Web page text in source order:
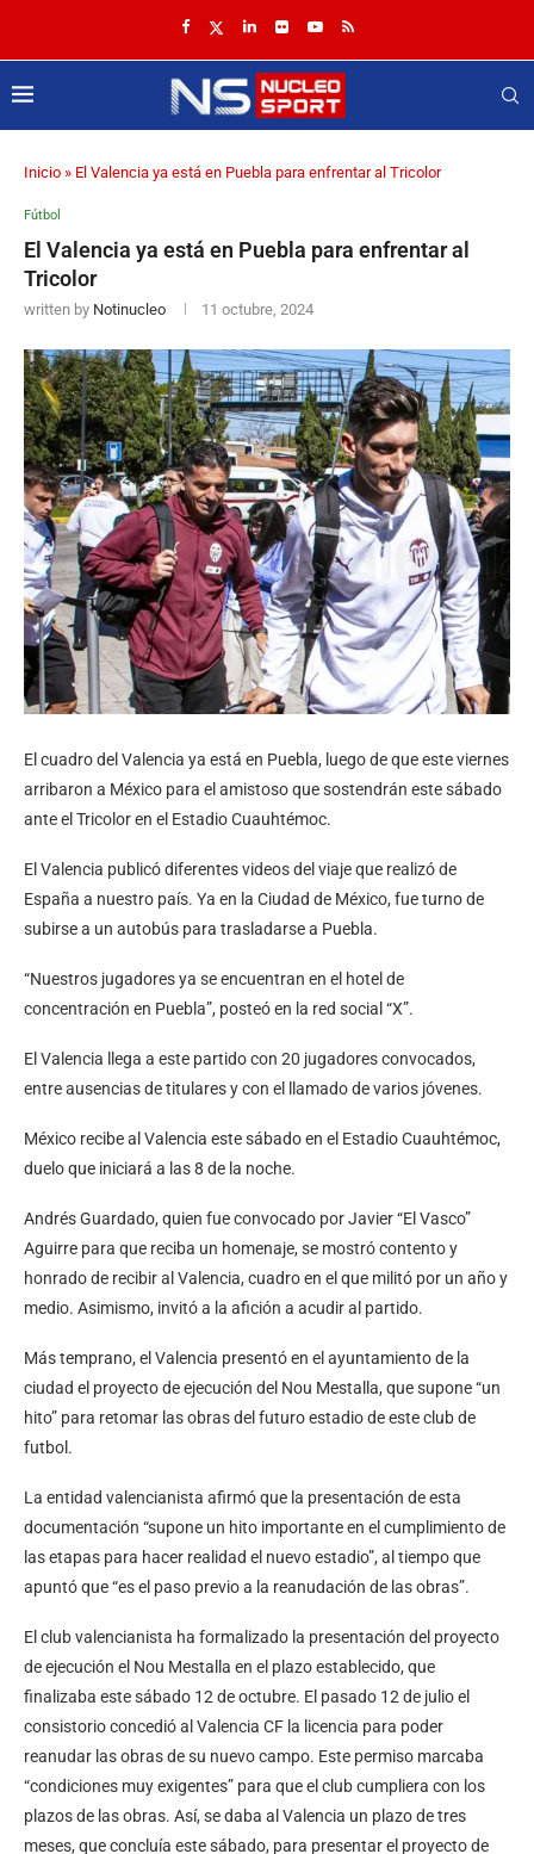
Inicio » El Valencia ya está en Puebla para enfrentar al Tricolor
Fútbol
El Valencia ya está en Puebla para enfrentar al
Tricolor
written by Notinucleo 11 octubre, 2024
El cuadro del Valencia ya está en Puebla, luego de que este viernes
arribaron a México para el amistoso que sostendrán este sábado
ante el Tricolor en el Estadio Cuauhtémoc.
El Valencia publicó diferentes videos del viaje que realizó de
España a nuestro país. Ya en la Ciudad de México, fue turno de
subirse a un autobús para trasladarse a Puebla.
“Nuestros jugadores ya se encuentran en el hotel de
concentración en Puebla”, posteó en la red social “X”.
El Valencia llega a este partido con 20 jugadores convocados,
entre ausencias de titulares y con el llamado de varios jóvenes.
México recibe al Valencia este sábado en el Estadio Cuauhtémoc,
duelo que iniciará a las 8 de la noche.
Andrés Guardado, quien fue convocado por Javier “El Vasco”
Aguirre para que reciba un homenaje, se mostró contento y
honrado de recibir al Valencia, cuadro en el que militó por un año y
medio. Asimismo, invitó a la afición a acudir al partido.
Más temprano, el Valencia presentó en el ayuntamiento de la
ciudad el proyecto de ejecución del Nou Mestalla, que supone “un
hito” para retomar las obras del futuro estadio de este club de
futbol.
La entidad valencianista afirmó que la presentación de esta
documentación “supone un hito importante en el cumplimiento de
las etapas para hacer realidad el nuevo estadio”, al tiempo que
apuntó que “es el paso previo a la reanudación de las obras”.
El club valencianista ha formalizado la presentación del proyecto
de ejecución el Nou Mestalla en el plazo establecido, que
finalizaba este sábado 12 de octubre. El pasado 12 de julio el
consistorio concedió al Valencia CF la licencia para poder
reanudar las obras de su nuevo campo. Este permiso marcaba
“condiciones muy exigentes” para que el club cumpliera con los
plazos de las obras. Así, se daba al Valencia un plazo de tres
meses, que concluía este sábado, para presentar el proyecto de